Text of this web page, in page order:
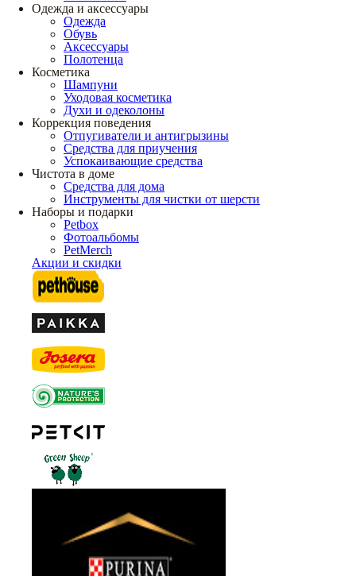
Одежда и аксессуары
Одежда
Обувь
Аксессуары
Полотенца
Косметика
Шампуни
Уходовая косметика
Духи и одеколоны
Коррекция поведения
Отпугиватели и антигрызины
Средства для приучения
Успокаивающие средства
Чистота в доме
Средства для дома
Инструменты для чистки от шерсти
Наборы и подарки
Petbox
Фотоальбомы
PetMerch
Акции и скидки